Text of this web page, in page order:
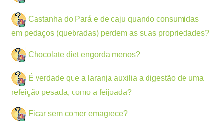
Castanha do Pará e de caju quando consumidas
em pedaços (quebradas) perdem as suas propriedades?
Chocolate diet engorda menos?
É verdade que a laranja auxilia a digestão de uma
refeição pesada, como a feijoada?
Ficar sem comer emagrece?